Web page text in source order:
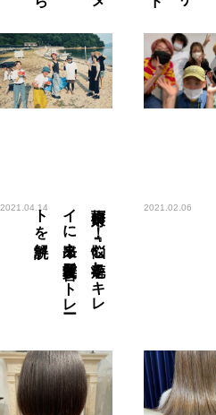
2021.04.14 梅雨対策！
！
『悩む
癖毛』を
キ
レ
イ
に
出来る
髪質改善ス
ト
レ
ー
ト
を
解説 2021.02.06